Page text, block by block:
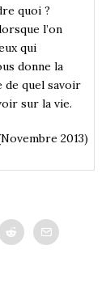
quoi ?
l’on
qui
donne la
de quel savoir
sur la vie.
2013)